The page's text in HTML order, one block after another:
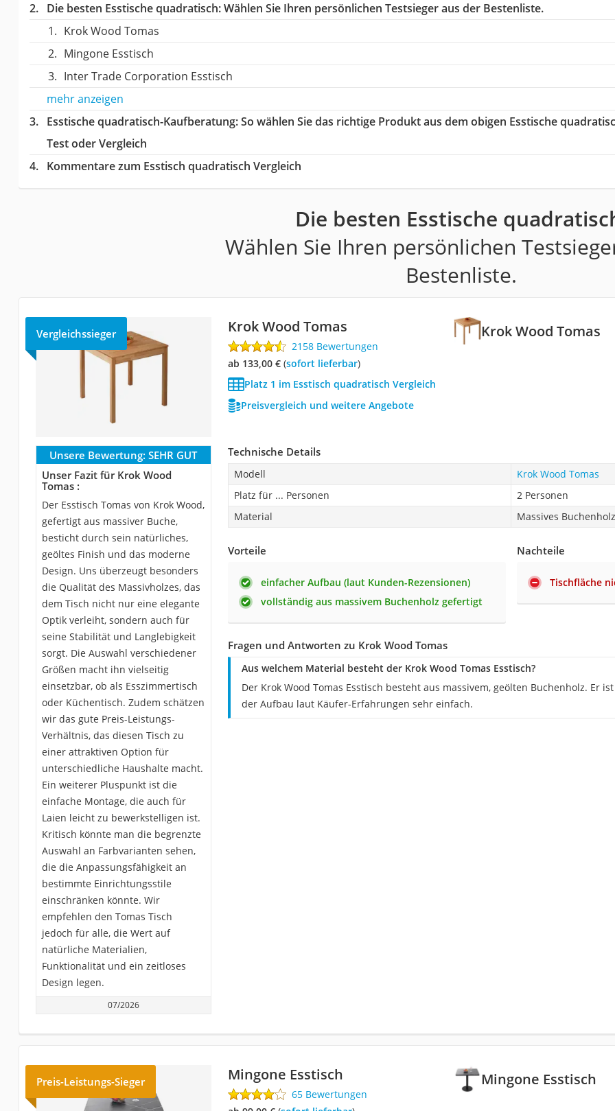
Die besten Esstische quadratisch:Wählen Sie Ihren persönlichen Testsieger aus der Bestenliste.
Krok Wood Tomas
Mingone Esstisch
Inter Trade Corporation Esstisch
mehr anzeigen
Esstische quadratisch-Kaufberatung: So wählen Sie das richtige Produkt aus dem obigen Esstische
Test oder Vergleich
Kommentare zum Esstisch quadratisch Vergleich
Die besten Esstische
Wählen Sie Ihren persönlichen
Bestenliste.
Krok Wood Tomas
Vergleichssieger Krok Wood Tomas
2158 Bewertungen
ab 133,00 €( Sofort lieferbar)
Platz 1 im Esstisch quadratisch Vergleich
Preisvergleich und weitere Angebote
Unsere Bewertung: SEHR GUT
Unser Fazit für Krok Wood
Tomas :
Der Esstisch Tomas von Krok Wood,
gefertigt aus massiver Buche,
besticht durch sein natürliches,
geöltes Finish und das moderne
Design. Uns überzeugt besonders
die Qualität des Massivholzes, das
dem Tisch nicht nur eine elegante
Optik verleiht, sondern auch für
seine Stabilität und Langlebigkeit
sorgt. Die Auswahl verschiedener
Größen macht ihn vielseitig
einsetzbar, ob als Esszimmertisch
oder Küchentisch. Zudem schätzen
wir das gute Preis-Leistungs-
Verhältnis, das diesen Tisch zu
einer attraktiven Option für
unterschiedliche Haushalte macht.
Ein weiterer Pluspunkt ist die
einfache Montage, die auch für
Laien leicht zu bewerkstelligen ist.
Kritisch könnte man die begrenzte
Auswahl an Farbvarianten sehen,
die die Anpassungsfähigkeit an
bestimmte Einrichtungsstile
einschränken könnte. Wir
empfehlen den Tomas Tisch
jedoch für alle, die Wert auf
natürliche Materialien,
Funktionalität und ein zeitloses
Design legen.
07/2026
Technische Details
Modell
Krok Wood Tomas
Platz für ... Personen
2 Personen
Material
Massives
Vorteile
einfacher Aufbau (laut Kunden-Rezensionen)
vollständig aus massivem Buchenholz gefertigt
Nachteile
Tischfläche
Fragen und Antworten zu Krok Wood Tomas
Aus welchem Material besteht der Krok Wood Tomas Esstisch?
Der Krok Wood Tomas Esstisch besteht aus massivem, geölten Buchenholz. Er
der Aufbau laut Käufer-Erfahrungen sehr einfach.
Mingone Esstisch
Preis-Leistungs-Sieger Mingone Esstisch
65 Bewertungen